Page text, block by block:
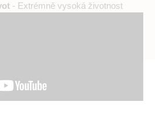
- Extrémně vysoká životnost